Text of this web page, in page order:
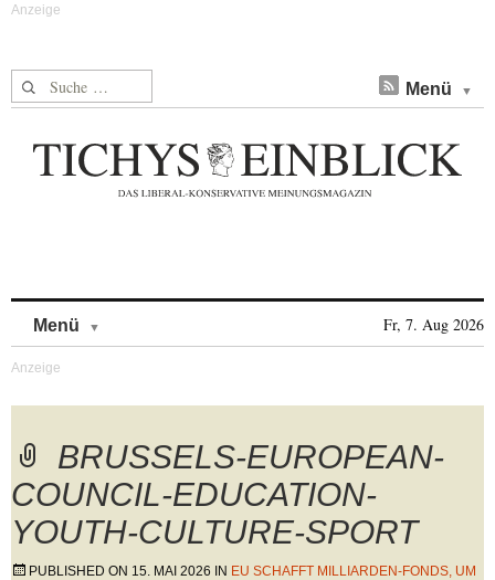
Suche nach: Menü
Menü Fr, 7. Aug 2026
BRUSSELS-EUROPEAN-
COUNCIL-EDUCATION-
YOUTH-CULTURE-SPORT
PUBLISHED ON 15. MAI 2026 IN EU SCHAFFT MILLIARDEN-FONDS, UM